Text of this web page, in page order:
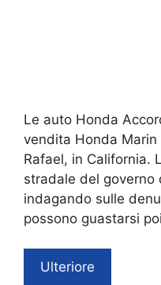
Le auto Honda
vendita Honda
Rafael, in California.
stradale del governo
indagando sulle
possono guastarsi
Ulteriore